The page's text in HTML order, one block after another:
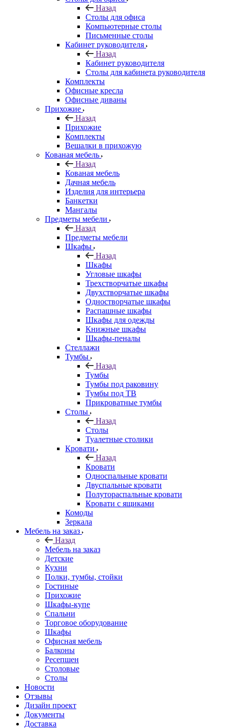
Назад
Столы для офиса
Компьютерные столы
Письменные столы
Кабинет руководителя
Назад
Кабинет руководителя
Столы для кабинета руководителя
Комплекты
Офисные кресла
Офисные диваны
Прихожие
Назад
Прихожие
Комплекты
Вешалки в прихожую
Кованая мебель
Назад
Кованая мебель
Дачная мебель
Изделия для интерьера
Банкетки
Мангалы
Предметы мебели
Назад
Предметы мебели
Шкафы
Назад
Шкафы
Угловые шкафы
Трехстворчатые шкафы
Двухстворчатые шкафы
Одностворчатые шкафы
Распашные шкафы
Шкафы для одежды
Книжные шкафы
Шкафы-пеналы
Стеллажи
Тумбы
Назад
Тумбы
Тумбы под раковину
Тумбы под ТВ
Прикроватные тумбы
Столы
Назад
Столы
Туалетные столики
Кровати
Назад
Кровати
Односпальные кровати
Двуспальные кровати
Полутораспальные кровати
Кровати с ящиками
Комоды
Зеркала
Мебель на заказ
Назад
Мебель на заказ
Детские
Кухни
Полки, тумбы, стойки
Гостиные
Прихожие
Шкафы-купе
Спальни
Торговое оборудование
Шкафы
Офисная мебель
Балконы
Ресепшен
Столовые
Столы
Новости
Отзывы
Дизайн проект
Документы
Доставка